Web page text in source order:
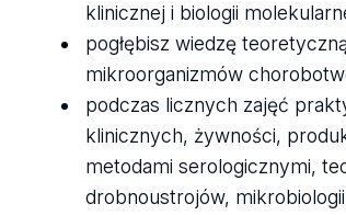
klinicznej i biologii
pogłębisz wiedzę
mikroorganizmów
podczas licznych zajęć
klinicznych, żywności,
metodami serologicznymi,
drobnoustrojów,